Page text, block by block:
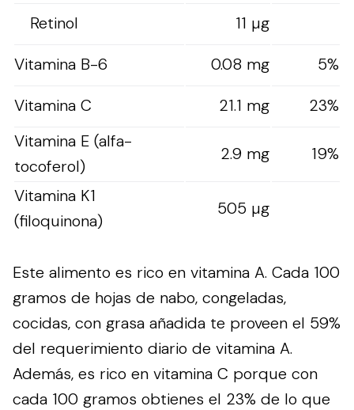
Retinol
11 µg
Vitamina B-6
0.08 mg
5%
Vitamina C
21.1 mg
23%
Vitamina E (alfa-
tocoferol)
2.9 mg 19%
Vitamina K1
(filoquinona)
505 µg
Este alimento es rico en vitamina A. Cada 100
gramos de hojas de nabo, congeladas,
cocidas, con grasa añadida te proveen el 59%
del requerimiento diario de vitamina A.
Además, es rico en vitamina C porque con
cada 100 gramos obtienes el 23% de lo que